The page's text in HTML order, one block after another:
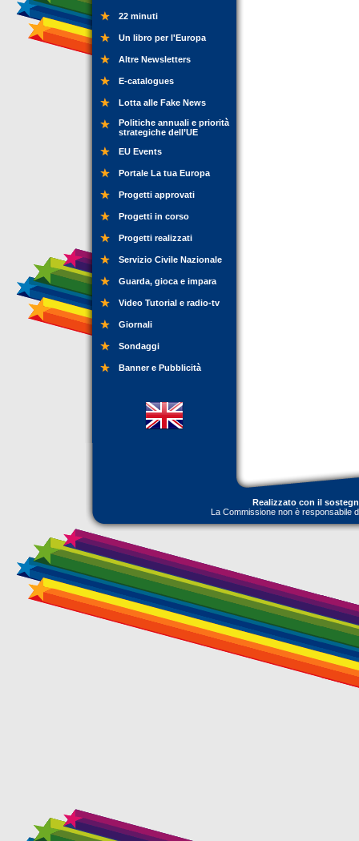
22 minuti
Un libro per l'Europa
Altre Newsletters
E-catalogues
Lotta alle Fake News
Politiche annuali e priorità
strategiche dell’UE
EU Events
Portale La tua Europa
Progetti approvati
Progetti in corso
Progetti realizzati
Servizio Civile Nazionale
Guarda, gioca e impara
Video Tutorial e radio-tv
Giornali
Sondaggi
Banner e Pubblicità
Realizzato con il
La Commissione non è responsabile